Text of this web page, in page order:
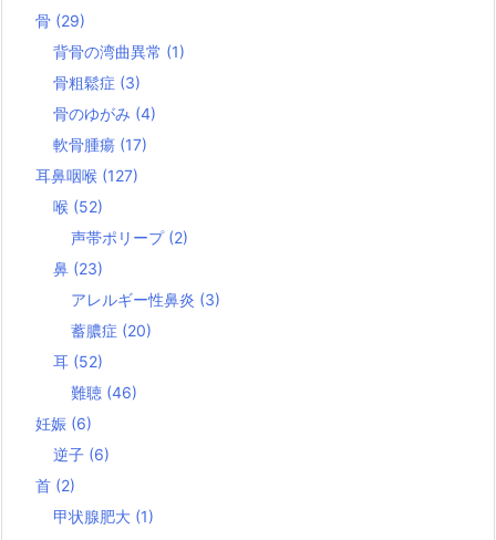
骨 (29)
背骨の湾曲異常 (1)
骨粗鬆症 (3)
骨のゆがみ (4)
軟骨腫瘍 (17)
耳鼻咽喉 (127)
喉 (52)
声帯ポリープ (2)
鼻 (23)
アレルギー性鼻炎 (3)
蓄膿症 (20)
耳 (52)
難聴 (46)
妊娠 (6)
逆子 (6)
首 (2)
甲状腺肥大 (1)